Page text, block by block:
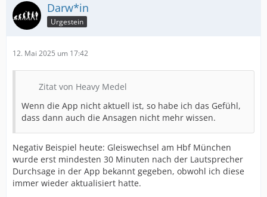
Darw*in
Urgestein
12. Mai 2025 um 17:42
Zitat von Heavy Medel
Wenn die App nicht aktuell ist, so habe ich das Gefühl,
dass dann auch die Ansagen nicht mehr wissen.
Negativ Beispiel heute: Gleiswechsel am Hbf München
wurde erst mindesten 30 Minuten nach der Lautsprecher
Durchsage in der App bekannt gegeben, οbwοhl ich diese
immer wieder aktualisiert hatte.